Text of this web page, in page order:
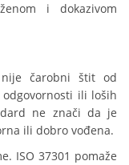
i dokazivom
čarobni štit od
odgovornosti ili loših
ne znači da je
ili dobro vođena.
ISO 37301 pomaže